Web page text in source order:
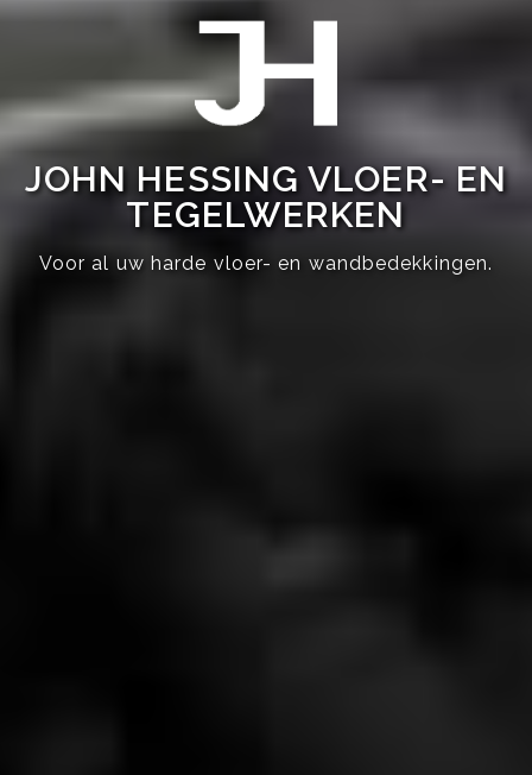
JOHN HESSING VLOER- EN
TEGELWERKEN
Voor al uw harde vloer- en wandbedekkingen.